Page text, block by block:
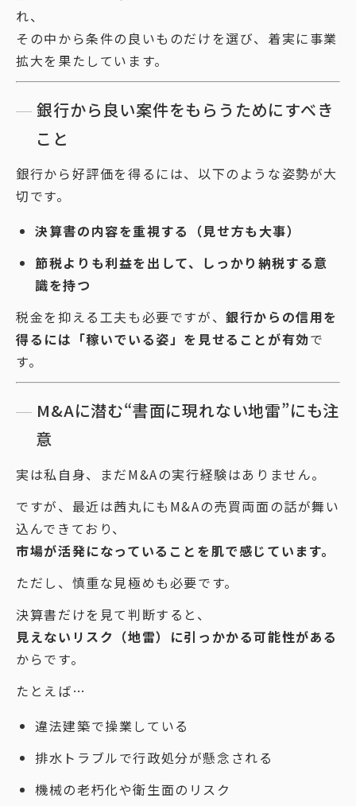
れ、
その中から条件の良いものだけを選び、着実に事業
拡大を果たしています。
銀行から良い案件をもらうためにすべき
こと
銀行から好評価を得るには、以下のような姿勢が大
切です。
決算書の内容を重視する（見せ方も大事）
節税よりも利益を出して、しっかり納税する意
識を持つ
税金を抑える工夫も必要ですが、銀行からの信用を
得るには「稼いでいる姿」を見せることが有効で
す。
M&Aに潜む“書面に現れない地雷”にも注
意
実は私自身、まだM&Aの実行経験はありません。
ですが、最近は茜丸にもM&Aの売買両面の話が舞い
込んできており、
市場が活発になっていることを肌で感じています。
ただし、慎重な見極めも必要です。
決算書だけを見て判断すると、
見えないリスク（地雷）に引っかかる可能性がある
からです。
たとえば…
違法建築で操業している
排水トラブルで行政処分が懸念される
機械の老朽化や衛生面のリスク